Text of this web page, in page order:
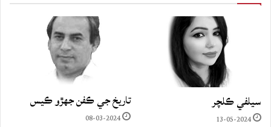
سيلفي ڪلچر
13-05-2024
تاريخ جي ڪفن جھڙو ڪيس
08-03-2024